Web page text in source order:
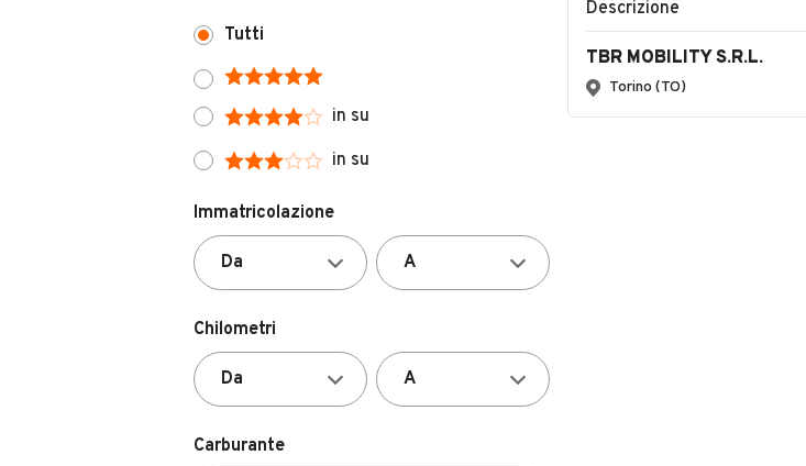
Tutti
in su
in su
Immatricolazione
Chilometri
Carburante
Descrizione
TBR MOBILITY S.R.L.
Torino (TO)